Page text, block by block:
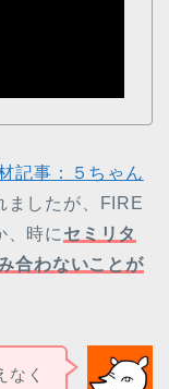
記事：５ちゃん
ましたが、FIRE
、時にセミリタ
合わないことが
なく